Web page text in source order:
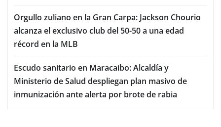
Orgullo zuliano en la Gran Carpa: Jackson Chourio
alcanza el exclusivo club del 50-50 a una edad
récord en la MLB
Escudo sanitario en Maracaibo: Alcaldía y
Ministerio de Salud despliegan plan masivo de
inmunización ante alerta por brote de rabia